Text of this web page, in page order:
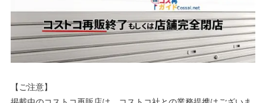
【ご注意】